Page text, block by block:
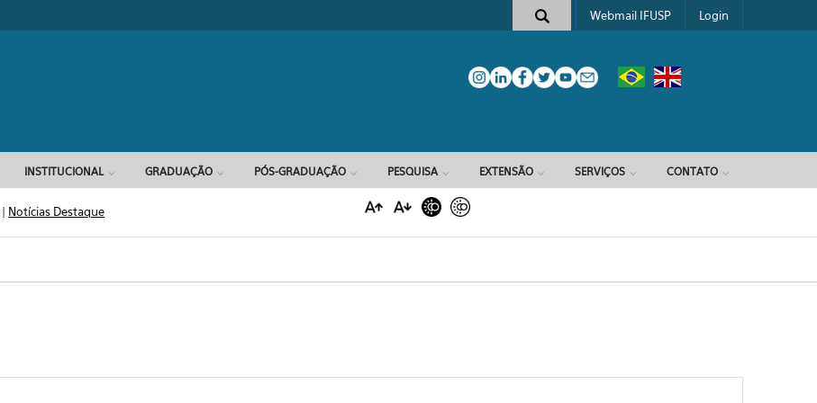
Formulário de busca
Webmail IFUSP Login
INSTITUCIONAL GRADUAÇÃO PÓS-GRADUAÇÃO PESQUISA EXTENSÃO SERVIÇOS CONTATO
| Notícias Destaque